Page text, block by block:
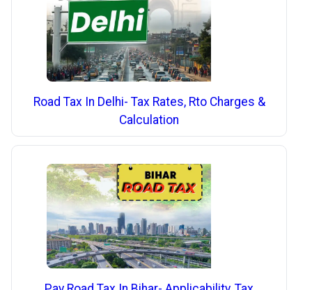
Road Tax In Delhi- Tax Rates, Rto Charges &
Calculation